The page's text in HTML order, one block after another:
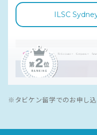
ILSC
※タビケン留学でのお申し